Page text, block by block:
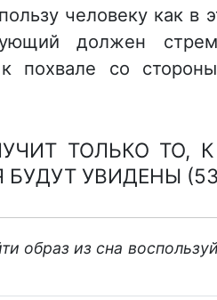
человеку как
должен
похвале со
ТОЛЬКО ТО,
УВИДЕНЫ
образ из сна